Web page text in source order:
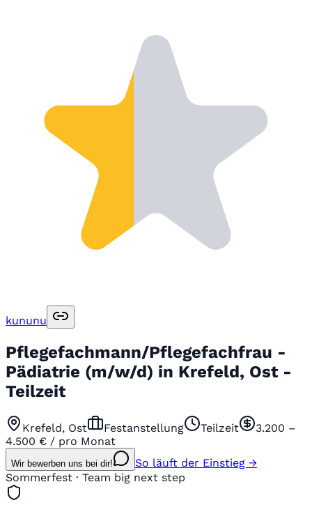
kununu
Pflegefachmann/Pflegefachfrau -
Pädiatrie (m/w/d) in Krefeld, Ost -
Teilzeit
Krefeld, Ost Festanstellung Teilzeit
3.200 –
4.500 € / pro Monat
Wir bewerben uns bei dir!
So läuft der Einstieg →
Sommerfest · Team big next step